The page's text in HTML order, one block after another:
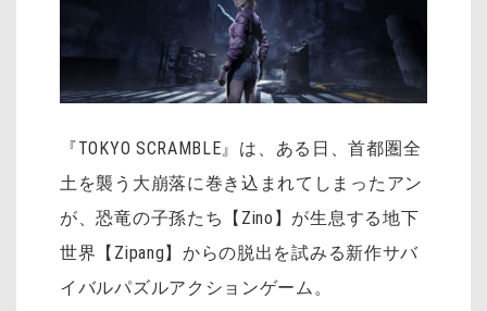
『TOKYO SCRAMBLE』は、ある日、首都圏全
土を襲う大崩落に巻き込まれてしまったアン
が、恐竜の子孫たち【Zino】が生息する地下
世界【Zipang】からの脱出を試みる新作サバ
イバルパズルアクションゲーム。